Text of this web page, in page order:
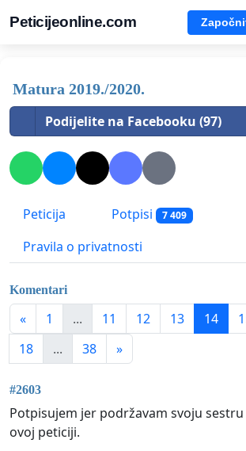
Peticijeonline.com
Matura 2019./2020.
Podijelite na Facebooku (97)
Peticija Potpisi 7 409
Pravila o privatnosti
Komentari
« 1 ... 11 12 13 14
18
... 38 »
#2603
Potpisujem jer podržavam svoju
ovoj peticiji.